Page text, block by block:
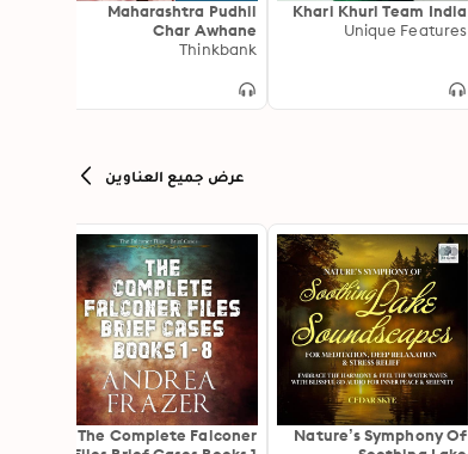
Khari Khuri Team India
Unique Features
Maharashtra Pudhil
Char Awhane
Thinkbank
عرض جميع العناوين
Nature’s Symphony Of
The Complete Falconer